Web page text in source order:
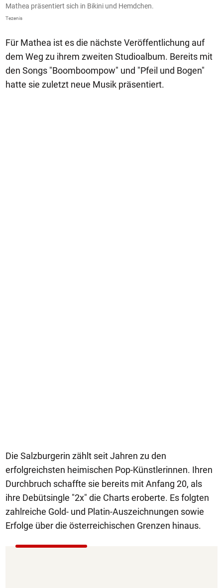
Mathea präsentiert sich in Bikini und Hemdchen.
Tezenis
Für Mathea ist es die nächste Veröffentlichung auf
dem Weg zu ihrem zweiten Studioalbum. Bereits mit
den Songs "Boomboompow" und "Pfeil und Bogen"
hatte sie zuletzt neue Musik präsentiert.
Die Salzburgerin zählt seit Jahren zu den
erfolgreichsten heimischen Pop-Künstlerinnen. Ihren
Durchbruch schaffte sie bereits mit Anfang 20, als
ihre Debütsingle "2x" die Charts eroberte. Es folgten
zahlreiche Gold- und Platin-Auszeichnungen sowie
Erfolge über die österreichischen Grenzen hinaus.